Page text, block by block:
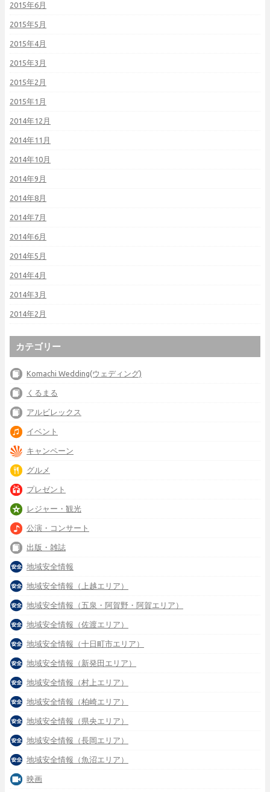
2015年6月
2015年5月
2015年4月
2015年3月
2015年2月
2015年1月
2014年12月
2014年11月
2014年10月
2014年9月
2014年8月
2014年7月
2014年6月
2014年5月
2014年4月
2014年3月
2014年2月
カテゴリー
Komachi Wedding(ウェディング)
くるまる
アルビレックス
イベント
キャンペーン
グルメ
プレゼント
レジャー・観光
公演・コンサート
出版・雑誌
地域安全情報
地域安全情報（上越エリア）
地域安全情報（五泉・阿賀野・阿賀エリア）
地域安全情報（佐渡エリア）
地域安全情報（十日町市エリア）
地域安全情報（新発田エリア）
地域安全情報（村上エリア）
地域安全情報（柏崎エリア）
地域安全情報（県央エリア）
地域安全情報（長岡エリア）
地域安全情報（魚沼エリア）
映画